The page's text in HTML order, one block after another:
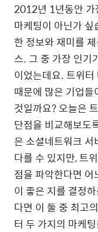
2012년 1년동안 가
마케팅이 아닌가
한 정보와 재미를
스. 그 중 가장 인기
이었는데요. 트위
때문에 많은 기업
것일까요? 오늘은
단점을 비교해보도
은 소셜네트워크
다를 수 있지만, 트
점을 파악한다면
이 좋은 지를 결정
다면 이 둘 중 최고
터 두 가지의 마케